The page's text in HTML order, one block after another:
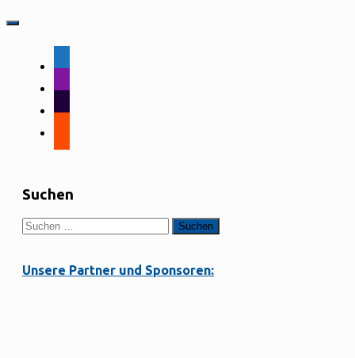
Suchen
Suchen
nach:
Unsere Partner und Sponsoren: